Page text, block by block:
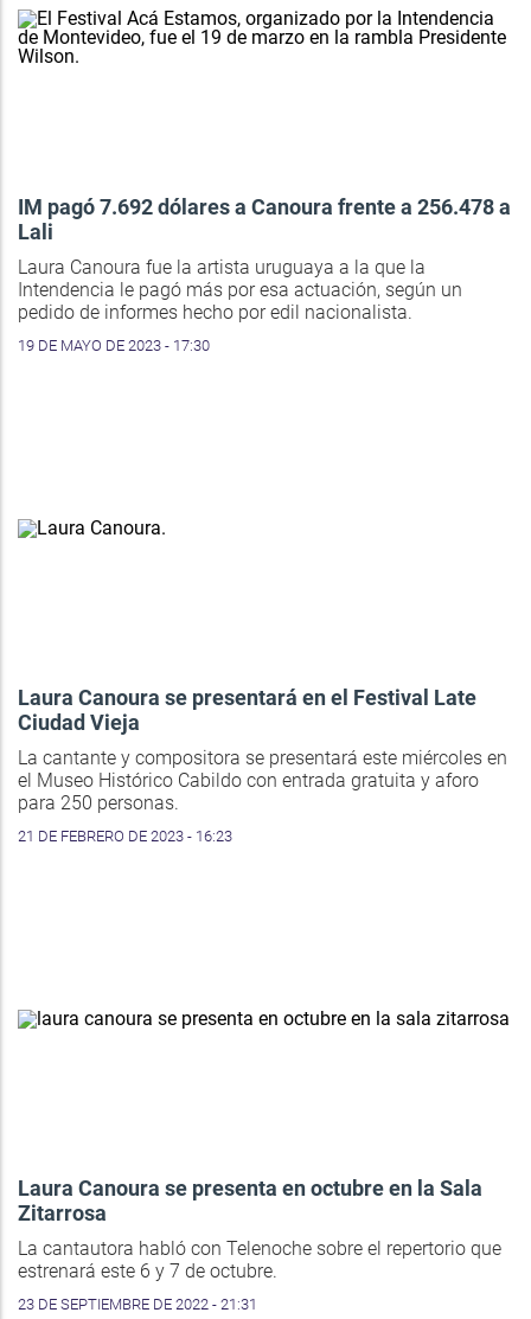
IM pagó 7.692 dólares a Canoura frente a 256.478 a
Lali
Laura Canoura fue la artista uruguaya a la que la
Intendencia le pagó más por esa actuación, según un
pedido de informes hecho por edil nacionalista.
19 DE MAYO DE 2023 - 17:30
Laura Canoura se presentará en el Festival Late
Ciudad Vieja
La cantante y compositora se presentará este miércoles en
el Museo Histórico Cabildo con entrada gratuita y aforo
para 250 personas.
21 DE FEBRERO DE 2023 - 16:23
Laura Canoura se presenta en octubre en la Sala
Zitarrosa
La cantautora habló con Telenoche sobre el repertorio que
estrenará este 6 y 7 de octubre.
23 DE SEPTIEMBRE DE 2022 - 21:31